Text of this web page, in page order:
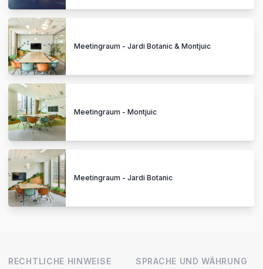
Meetingraum - Jardi Botanic & Montjuic
Meetingraum - Montjuic
Meetingraum - Jardi Botanic
RECHTLICHE HINWEISE SPRACHE UND WÄHRUNG